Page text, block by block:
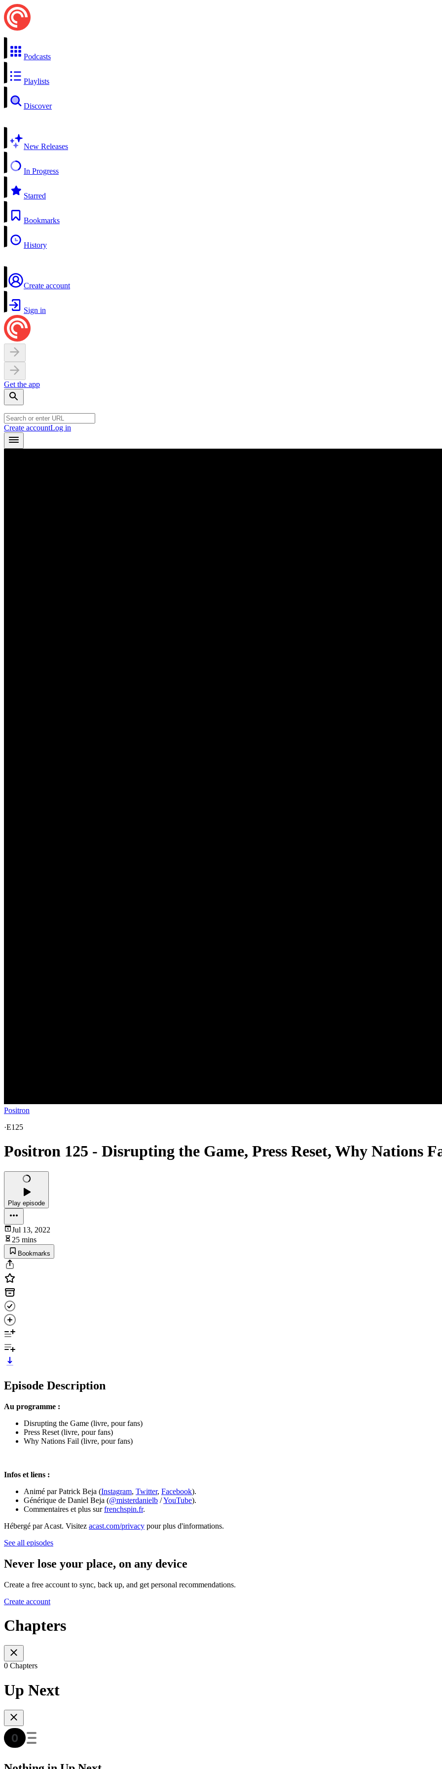
Podcasts
Playlists
Discover
New Releases
In Progress
Starred
Bookmarks
History
Create account
Sign in
Get the app
Create accountLog in
Positron
·E125
Positron 125 - Disrupting the Game, Press Reset, Why Nations
Play episode
Jul 13, 2022
25 mins
Bookmarks
Episode Description
Au programme :
Disrupting the Game (livre, pour fans)
Press Reset (livre, pour fans)
Why Nations Fail (livre, pour fans)
Infos et liens :
Animé par Patrick Beja (Instagram, Twitter, Facebook).
Générique de Daniel Beja (@misterdanielb /YouTube).
Commentaires et plus surfrenchspin.fr.
Hébergé par Acast. Visitez acast.com/privacy pour plus d'informations.
See all episodes
Never lose your place, on any device
Create a free account to sync, back up, and get personal recommendations.
Create account
Chapters
0 Chapters
Up Next